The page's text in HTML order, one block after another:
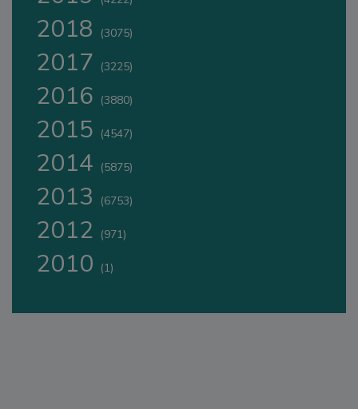
2018 (3075)
2017 (3225)
2016 (3880)
2015 (4547)
2014 (5875)
2013 (6753)
2012 (971)
2010 (1)